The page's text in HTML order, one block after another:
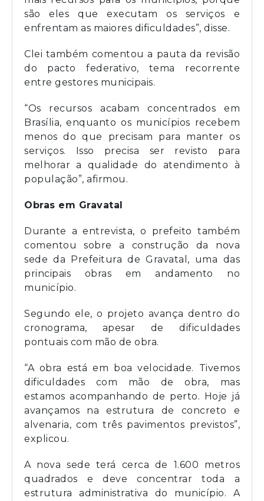
são eles que executam os serviços e
enfrentam as maiores dificuldades”, disse.
Clei também comentou a pauta da revisão
do pacto federativo, tema recorrente
entre gestores municipais.
“Os recursos acabam concentrados em
Brasília, enquanto os municípios recebem
menos do que precisam para manter os
serviços. Isso precisa ser revisto para
melhorar a qualidade do atendimento à
população”, afirmou.
Obras em Gravatal
Durante a entrevista, o prefeito também
comentou sobre a construção da nova
sede da Prefeitura de Gravatal, uma das
principais obras em andamento no
município.
Segundo ele, o projeto avança dentro do
cronograma, apesar de dificuldades
pontuais com mão de obra.
“A obra está em boa velocidade. Tivemos
dificuldades com mão de obra, mas
estamos acompanhando de perto. Hoje já
avançamos na estrutura de concreto e
alvenaria, com três pavimentos previstos”,
explicou.
A nova sede terá cerca de 1.600 metros
quadrados e deve concentrar toda a
estrutura administrativa do município. A